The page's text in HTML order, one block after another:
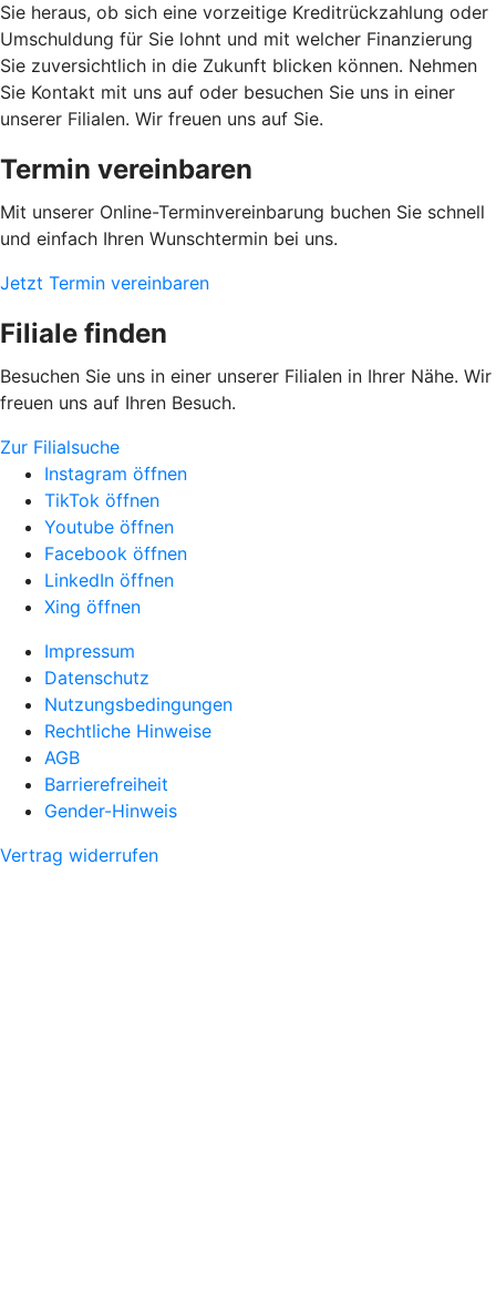
Sie heraus, ob sich eine vorzeitige Kreditrückzahlung oder
Umschuldung für Sie lohnt und mit welcher Finanzierung
Sie zuversichtlich in die Zukunft blicken können. Nehmen
Sie Kontakt mit uns auf oder besuchen Sie uns in einer
unserer Filialen. Wir freuen uns auf Sie.
Termin vereinbaren
Mit unserer Online-Terminvereinbarung buchen Sie schnell
und einfach Ihren Wunschtermin bei uns.
Jetzt Termin vereinbaren
Filiale finden
Besuchen Sie uns in einer unserer Filialen in Ihrer Nähe. Wir
freuen uns auf Ihren Besuch.
Zur Filialsuche
Instagram öffnen
TikTok öffnen
Youtube öffnen
Facebook öffnen
LinkedIn öffnen
Xing öffnen
Impressum
Datenschutz
Nutzungsbedingungen
Rechtliche Hinweise
AGB
Barrierefreiheit
Gender-Hinweis
Vertrag widerrufen